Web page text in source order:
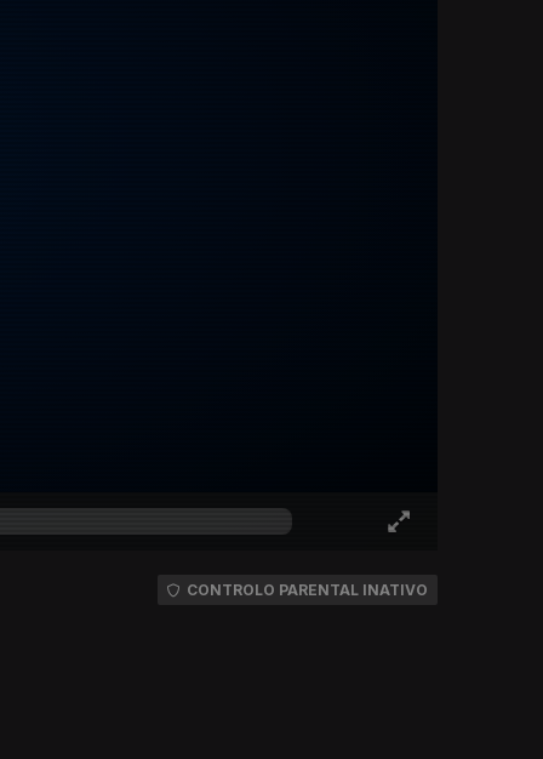
CONTROLO PARENTAL INATIVO